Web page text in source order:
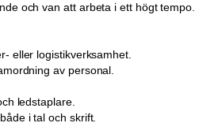
och van att arbeta i ett högt tempo.
eller logistikverksamhet.
av personal.
ledstaplare.
i tal och skrift.